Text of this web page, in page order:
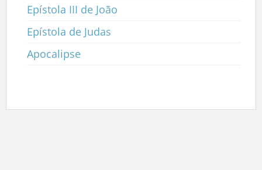
Epístola III de João
Epístola de Judas
Apocalipse